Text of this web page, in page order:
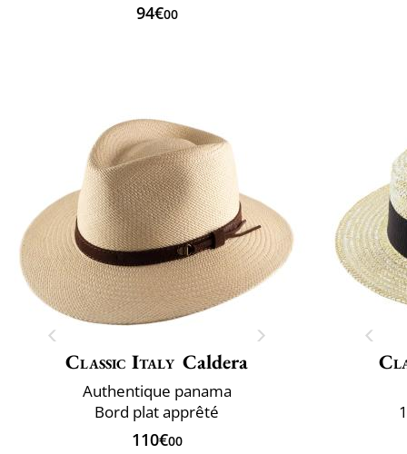
94€00
Classic Italy Caldera
Authentique panama
Bord plat apprêté
110€00